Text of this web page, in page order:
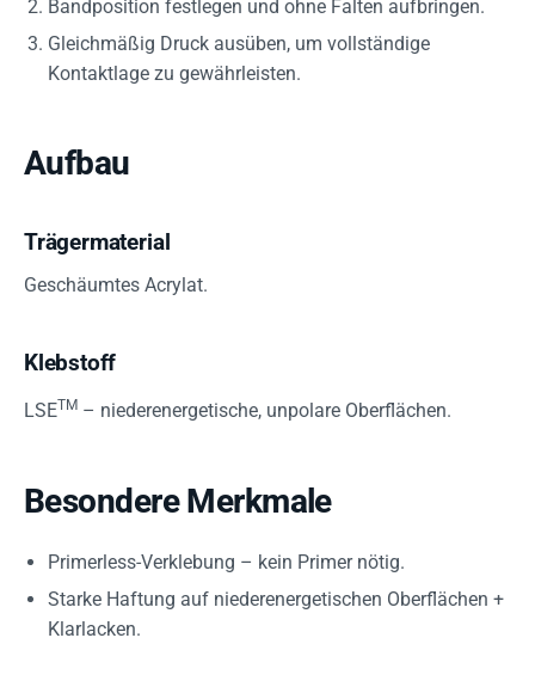
Bandposition festlegen und ohne Falten aufbringen.
Gleichmäßig Druck ausüben, um vollständige
Kontaktlage zu gewährleisten.
Aufbau
Trägermaterial
Geschäumtes Acrylat.
Klebstoff
LSETM – niederenergetische, unpolare Oberflächen.
Besondere Merkmale
Primerless-Verklebung – kein Primer nötig.
Starke Haftung auf niederenergetischen Oberflächen +
Klarlacken.